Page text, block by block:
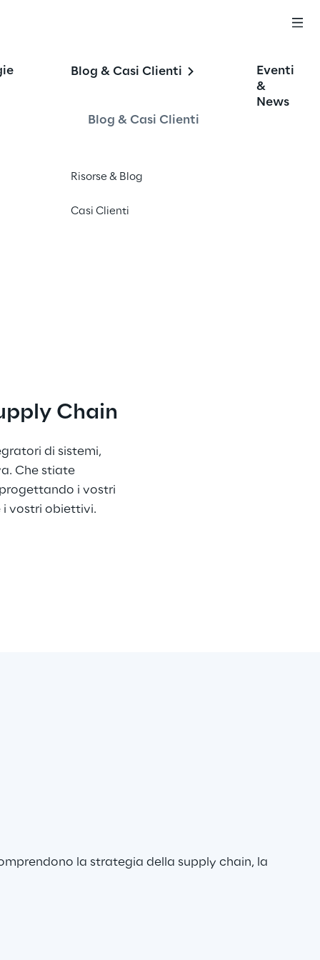
Blog & Casi Clienti
Blog & Casi Clienti
Risorse & Blog
Casi Clienti
Eventi
&
News
Chain
di sistemi,
Che stiate
i vostri
i vostri obiettivi.
la strategia della supply chain, la